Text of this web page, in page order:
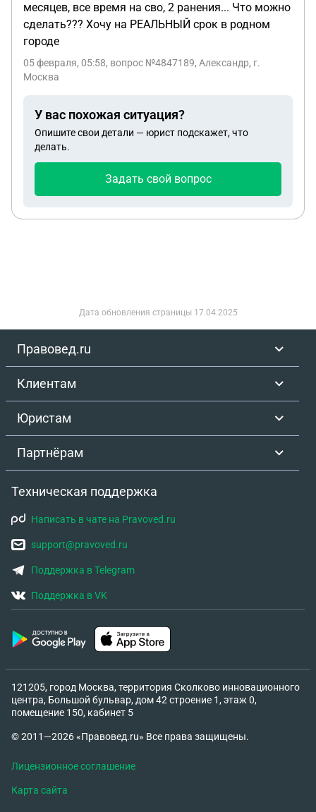
месяцев, все время на сво, 2 ранения... Что можно
сделать??? Хочу на РЕАЛЬНЫЙ срок в родном
городе
05 февраля, 05:58, вопрос №4847189, Александр, г.
Москва
У вас похожая ситуация?
Опишите свои детали — юрист подскажет, что
делать.
Задать свой вопрос
Дата обновления страницы 17.04.2025
Правовед.ru
Клиентам
Юристам
Партнёрам
Техническая поддержка
Написать в чате на Pravoved.ru
support@pravoved.ru
Поддержка в Telegram
Поддержка в VK
121205, город Москва, территория Сколково инновационного
центра, Большой бульвар, дом 42 строение 1, этаж 0,
помещение 150, кабинет 5
© 2011—2026 «Правовед.ru» Все права защищены.
Лицензионное соглашение
Карта сайта